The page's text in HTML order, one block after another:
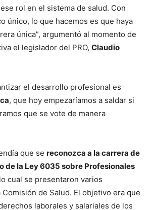
rol en el sistema de salud. Con
único, lo que hacemos es que haya
única”, argumentó al momento de
el legislador del PRO, Claudio
el desarrollo profesional es
, que hoy empezaríamos a saldar si
que se vote de manera
que se reconozca a la carrera de
de la Ley 6035 sobre Profesionales
cual se presentaron varios
de Salud. El objetivo era que
laborales y salariales de los